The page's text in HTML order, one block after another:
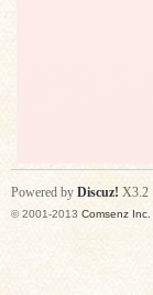
Powered by Discuz! X3.2
© 2001-2013 Comsenz Inc.